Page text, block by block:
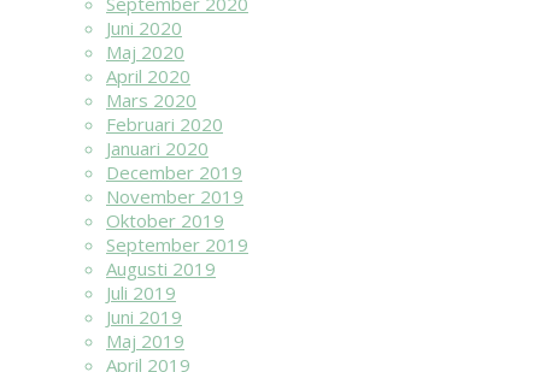
Juni 2020
Maj 2020
April 2020
Mars 2020
Februari 2020
Januari 2020
December 2019
November 2019
Oktober 2019
September 2019
Augusti 2019
Juli 2019
Juni 2019
Maj 2019
April 2019